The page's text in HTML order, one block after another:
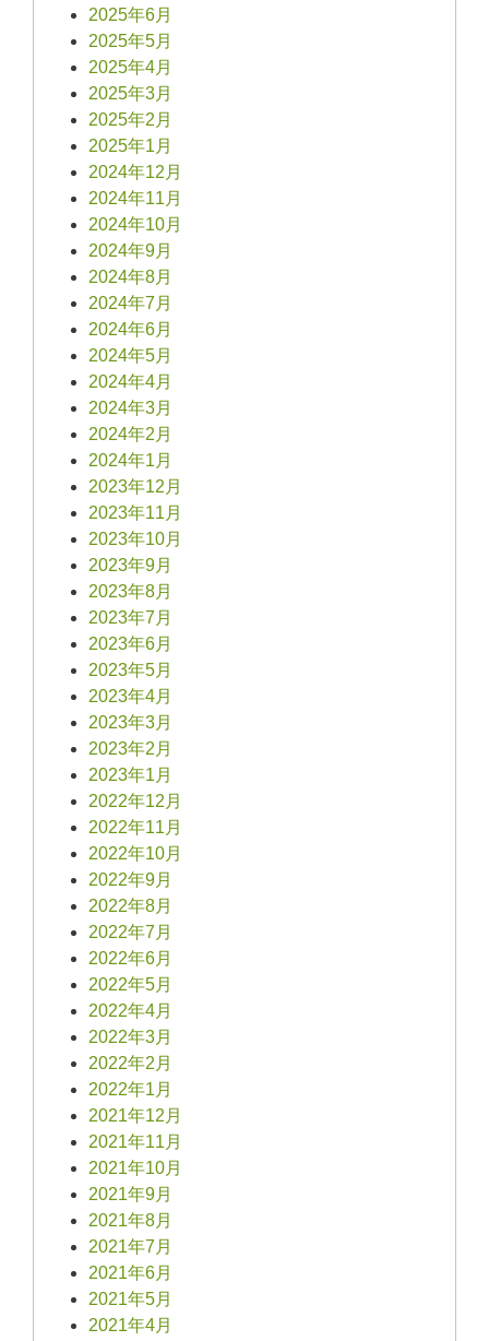
2025年6月
2025年5月
2025年4月
2025年3月
2025年2月
2025年1月
2024年12月
2024年11月
2024年10月
2024年9月
2024年8月
2024年7月
2024年6月
2024年5月
2024年4月
2024年3月
2024年2月
2024年1月
2023年12月
2023年11月
2023年10月
2023年9月
2023年8月
2023年7月
2023年6月
2023年5月
2023年4月
2023年3月
2023年2月
2023年1月
2022年12月
2022年11月
2022年10月
2022年9月
2022年8月
2022年7月
2022年6月
2022年5月
2022年4月
2022年3月
2022年2月
2022年1月
2021年12月
2021年11月
2021年10月
2021年9月
2021年8月
2021年7月
2021年6月
2021年5月
2021年4月